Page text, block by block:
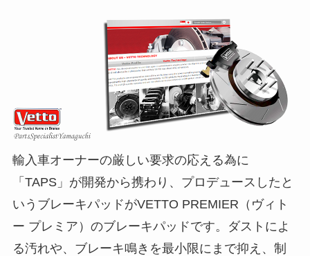
輸入車オーナーの厳しい要求の応える為に
「TAPS」が開発から携わり、プロデュースしたと
いうブレーキパッドがVETTO PREMIER（ヴィト
ー プレミア）のブレーキパッドです。ダストによ
る汚れや、ブレーキ鳴きを最小限にまで抑え、制